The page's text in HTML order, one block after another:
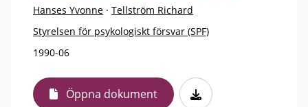
Hanses Yvonne · Tellström Richard
Styrelsen för psykologiskt försvar (SPF)
1990-06
Öppna dokument